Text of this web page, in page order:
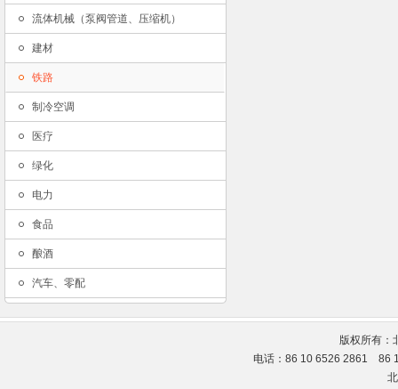
流体机械（泵阀管道、压缩机）
建材
铁路
制冷空调
医疗
绿化
电力
食品
酿酒
汽车、零配
版权所有：
电话：86 10 6526 2861 86